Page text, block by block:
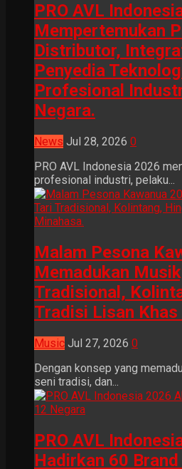
PRO AVL
Mempertemukan
Distributor,
Penyedia
Profesional
Negara.
News Jul 28, 2026 0
PRO AVL Indonesia 2026
profesional industri, pelaku...
Malam Pesona
Memadukan
Tradisional,
Tradisi Lisan Khas
Music Jul 27, 2026 0
Dengan konsep yang
seni tradisi, dan...
PRO AVL
Hadirkan 60